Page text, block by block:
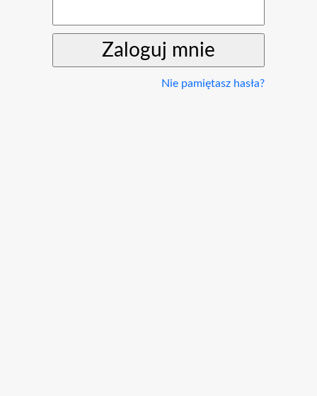
Nie pamiętasz hasła?